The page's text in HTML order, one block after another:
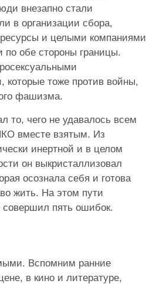
внезапно стали
в организации сбора,
и целыми компаниями
по обе стороны границы.
тоже против войны,
фашизма.
то, чего не удавалось всем
вместе взятым. Из
инертной и в целом
он выкристаллизовал
осознала себя и готова
жить. На этом пути
совершил пять ошибок.
Вспомним ранние
в кино и литературе,